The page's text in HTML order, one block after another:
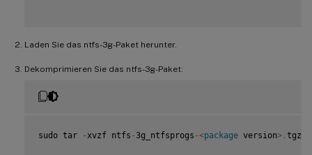
Laden Sie das ntfs-3g-Paket herunter.
Dekomprimieren Sie das ntfs-3g-Paket:
sudo tar -xvzf ntfs - 3g_ntfsprogs -<package version> . tgz